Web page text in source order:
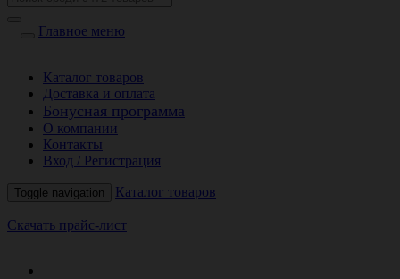
Главное меню
Каталог товаров
Доставка и оплата
Бонусная программа
О компании
Контакты
Вход / Регистрация
Toggle navigation Каталог товаров
Скачать прайс-лист